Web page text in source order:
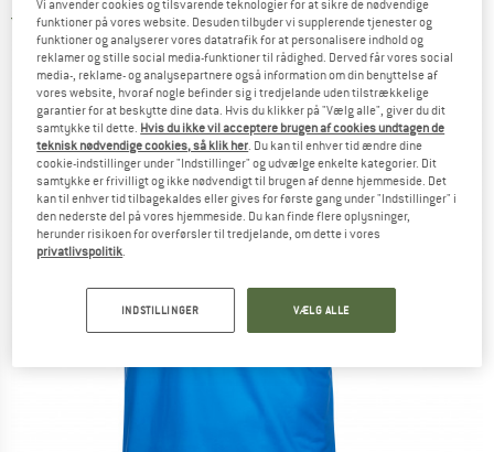
5,0(2)
Vi anvender cookies og tilsvarende teknologier for at sikre de nødvendige
funktioner på vores website. Desuden tilbyder vi supplerende tjenester og
funktioner og analyserer vores datatrafik for at personalisere indhold og
reklamer og stille social media-funktioner til rådighed. Derved får vores social
media-, reklame- og analysepartnere også information om din benyttelse af
vores website, hvoraf nogle befinder sig i tredjelande uden tilstrækkelige
garantier for at beskytte dine data. Hvis du klikker på "Vælg alle", giver du dit
samtykke til dette. Hvis du ikke vil acceptere brugen af cookies undtagen de
teknisk nødvendige cookies, så klik her . Du kan til enhver tid ændre dine
cookie-indstillinger under "Indstillinger" og udvælge enkelte kategorier. Dit
samtykke er frivilligt og ikke nødvendigt til brugen af denne hjemmeside. Det
kan til enhver tid tilbagekaldes eller gives for første gang under "Indstillinger" i
den nederste del på vores hjemmeside. Du kan finde flere oplysninger,
herunder risikoen for overførsler til tredjelande, om dette i vores
privatlivspolitik
INDSTILLINGER VÆLG ALLE